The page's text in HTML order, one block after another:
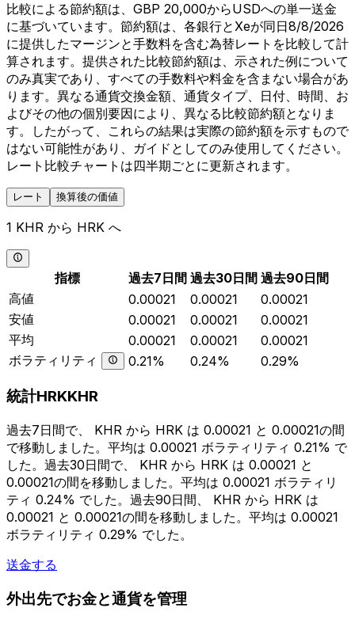
比較による節約額は、GBP 20,000からUSDへの単一送金
に基づいています。節約額は、各銀行とXeが同日8/8/2026
に提供したマージンと手数料を含む為替レートを比較して計
算されます。提供された比較節約額は、示された例について
のみ真実であり、すべての手数料や料金を含まない場合があ
ります。異なる通貨交換金額、通貨タイプ、日付、時間、お
よびその他の個別要因により、異なる比較節約額となりま
す。したがって、これらの結果は実際の節約額を示すもので
はない可能性があり、ガイドとしてのみ使用してください。
レート比較チャートは四半期ごとに更新されます。
レート 換算後の価値
1 KHR から HRK へ
指標 過去7日間 過去30日間 過去90日間
高値
0.00021 0.00021
0.00021
安値
0.00021 0.00021
0.00021
平均
0.00021 0.00021
0.00021
ボラティリティ
0.21% 0.24% 0.29%
統計HRKKHR
過去7日間で、 KHR から HRK は 0.00021 と 0.00021の間
で移動しました。平均は 0.00021 ボラティリティ 0.21% で
した。過去30日間で、 KHR から HRK は 0.00021 と
0.00021の間を移動しました。平均は 0.00021 ボラティリ
ティ 0.24% でした。過去90日間、 KHR から HRK は
0.00021 と 0.00021の間を移動しました。平均は 0.00021
ボラティリティ 0.29% でした。
送金する
外出先でお金と通貨を管理